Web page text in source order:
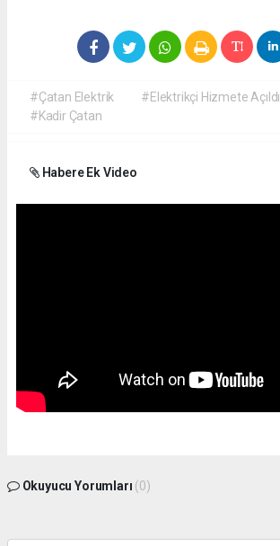
#Çatan Elektrik
#Elektrikçi Hizmete Açıldı
#Kadir Çatan
Habere Ek Video
Okuyucu Yorumları (0)